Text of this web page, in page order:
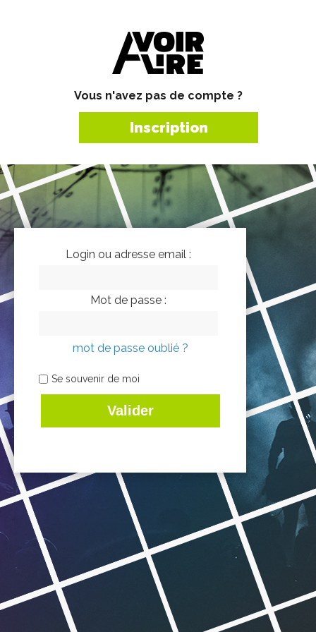
Vous n'avez pas de compte ?
Inscription
Login ou adresse email :
Mot de passe :
mot de passe oublié ?
Se souvenir de moi